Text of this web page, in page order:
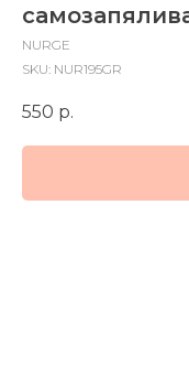
NURGE
SKU: NUR195GR
550 р.